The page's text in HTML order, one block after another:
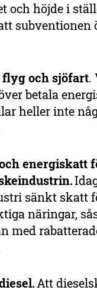
och höjde i
subventionen
och sjöfart.
betala
heller inte
energiskatt
sänkt skatt
näringar,
med
Att